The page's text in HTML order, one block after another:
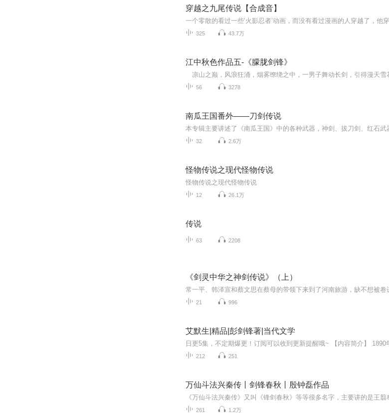
穿越之九尾传说【合成音】
325 43.7万
江中秋色作品五-《朦胧剑锋》
56 3278
南瓜王国番外——刀剑传说
32 2.6万
怪物传说之现代怪物传说
怪物传说之现代怪物传说
12 26.1万
传说
63 2208
《剑灵中华之神剑传说》（上）
21 996
艾默生|精品|彭剑锋著|当代文学
212 251
万仙斗法兴秦传丨剑锋春秋丨殷钟磊作品
261 1.2万